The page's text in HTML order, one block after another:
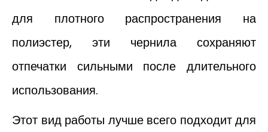
для плотного распространения на
полиэстер, эти чернила сохраняют
отпечатки сильными после длительного
использования.
Этот вид работы лучше всего подходит для